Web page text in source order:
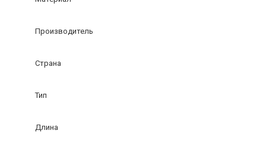
Производитель
Страна
Тип
Длина